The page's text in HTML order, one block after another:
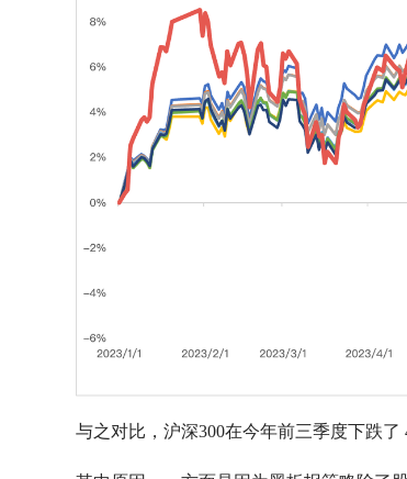
与之对比， 沪深300在今年前三季度下跌了